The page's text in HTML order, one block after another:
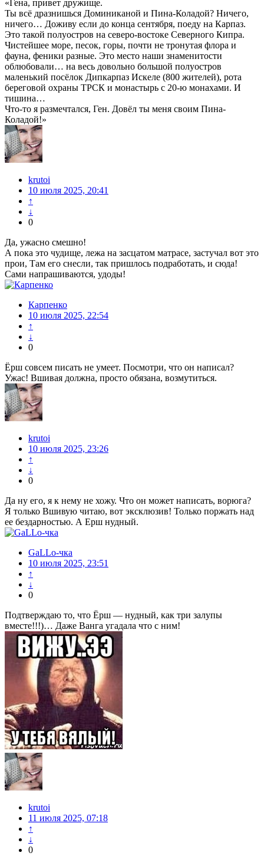
«Гена, привет дружище.
Ты всё дразнишься Доминиканой и Пина-Коладой? Ничего,
ничего… Доживу если до конца сентября, поеду на Карпаз.
Это такой полуостров на северо-востоке Северного Кипра.
Чистейшее море, песок, горы, почти не тронутая флора и
фауна, феники разные. Это место наши знаменитости
облюбовали… на весь довольно большой полуостров
маленький посёлок Дипкарпаз Искеле (800 жителей), рота
береговой охраны ТРСК и монастырь с 20-ю монахами. И
тишина…
Что-то я размечтался, Ген. Довёл ты меня своим Пина-
Коладой!»
krutoi
10 июля 2025, 20:41
↑
↓
0
Да, ужасно смешно!
А пока это чудище, лежа на засцатом матрасе, застучал вот это
прои, Там его снесли, так пришлось подработать, и сюда!
Сами напрашиваются, удоды!
Карпенко
10 июля 2025, 22:54
↑
↓
0
Ёрш совсем писать не умеет. Посмотри, что он написал?
Ужас! Вшивая должна, просто обязана, возмутиться.
krutoi
10 июля 2025, 23:26
↑
↓
0
Да ну его, я к нему не хожу. Что он может написать, ворюга?
Я только Вшивую читаю, вот эксклюзив! Только поржать над
ее бездарностью. А Ерш нудный.
GaLLo-чка
10 июля 2025, 23:51
↑
↓
0
Подтверждаю то, что Ёрш — нудный, как три залупы
вместе!!!)… Даже Ванга угадала что с ним!
krutoi
11 июля 2025, 07:18
↑
↓
0